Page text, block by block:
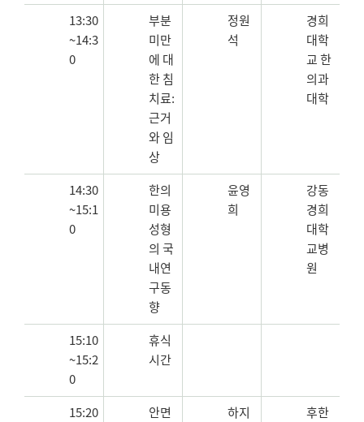
13:30
~14:3
0
부분
미만
에 대
한 침
치료:
근거
와 임
상
정원
석
경희
대학
교 한
의과
대학
14:30
~15:1
0
한의
미용
성형
의 국
내연
구동
향
윤영
희
강동
경희
대학
교병
원
15:10
~15:2
0
휴식
시간
15:20
안면
하지
후한